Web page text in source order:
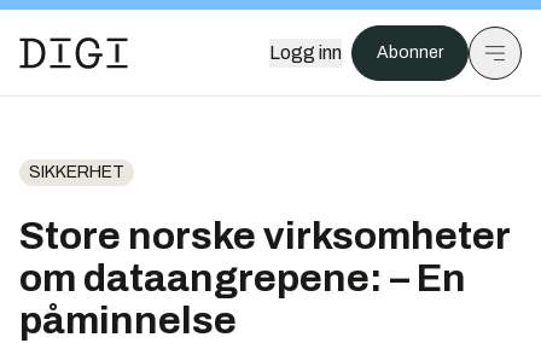
Logg inn Abonner
SIKKERHET
Store norske virksomheter
om dataangrepene: – En
påminnelse